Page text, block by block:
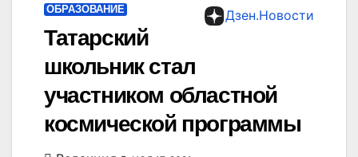
Дзен.Новости
ОБРАЗОВАНИЕ
Татарский
школьник стал
участником областной
космической программы